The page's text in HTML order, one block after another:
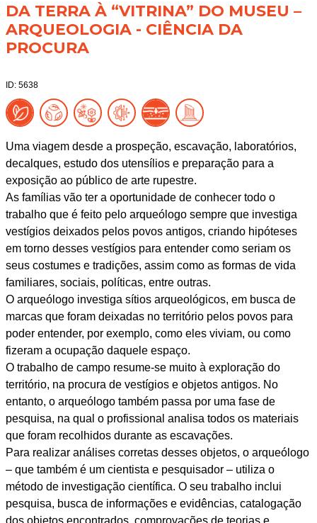
DA TERRA À “VITRINA” DO MUSEU –
ARQUEOLOGIA - CIÊNCIA DA
PROCURA
ID: 5638
Uma viagem desde a prospeção, escavação, laboratórios,
decalques, estudo dos utensílios e preparação para a
exposição ao público de arte rupestre.
As famílias vão ter a oportunidade de conhecer todo o
trabalho que é feito pelo arqueólogo sempre que investiga
vestígios deixados pelos povos antigos, criando hipóteses
em torno desses vestígios para entender como seriam os
seus costumes e tradições, assim como as formas de vida
familiares, sociais, políticas, entre outras.
O arqueólogo investiga sítios arqueológicos, em busca de
marcas que foram deixadas no território pelos povos para
poder entender, por exemplo, como eles viviam, ou como
fizeram a ocupação daquele espaço.
O trabalho de campo resume-se muito à exploração do
território, na procura de vestígios e objetos antigos. No
entanto, o arqueólogo também passa por uma fase de
pesquisa, na qual o profissional analisa todos os materiais
que foram recolhidos durante as escavações.
Para realizar análises corretas desses objetos, o arqueólogo
– que também é um cientista e pesquisador – utiliza o
método de investigação científica. O seu trabalho inclui
pesquisa, busca de informações e evidências, catalogação
dos objetos encontrados, comprovações de teorias e